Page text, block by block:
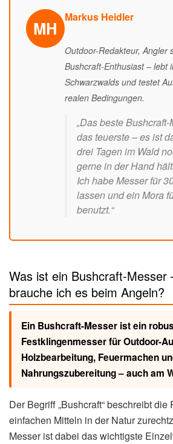
MH
Markus Heidler
Outdoor-Redakteur, Angler
Bushcraft-Enthusiast – lebt
Schwarzwalds und testet
realen Bedingungen.
„Das beste
das teuerste – es ist
drei Tagen im Wald
gerne in der Hand
Ich habe Messer für
lassen und ein Mora
benutzt.“
Was ist ein Bushcraft-Messer
brauche ich es beim Angeln?
Ein Bushcraft-Messer ist ein
Festklingenmesser für Outdoor-
Holzbearbeitung, Feuermachen
Nahrungszubereitung – auch am
Der Begriff „Bushcraft“ beschreibt die
einfachen Mitteln in der Natur
Messer ist dabei das wichtigste